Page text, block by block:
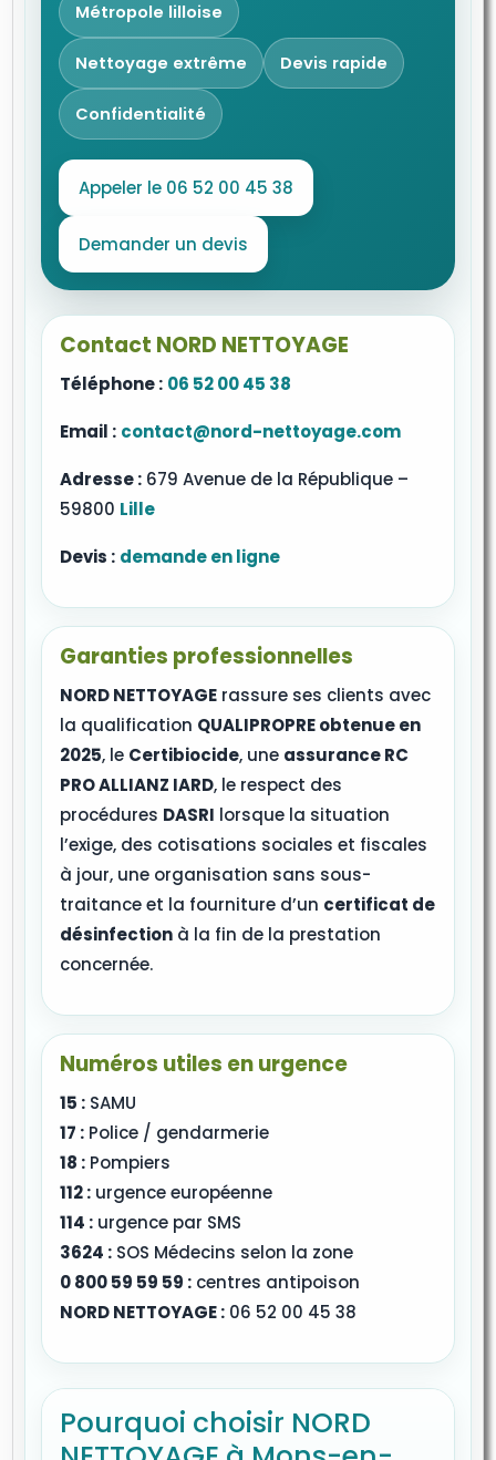
Métropole lilloise
Nettoyage extrême Devis rapide
Confidentialité
Appeler le 06 52 00 45 38
Demander un devis
Contact NORD NETTOYAGE
Téléphone : 06 52 00 45 38
Email : contact@nord-nettoyage.com
Adresse : 679 Avenue de la République –
59800 Lille
Devis : demande en ligne
Garanties professionnelles
NORD NETTOYAGE rassure ses clients avec
la qualification QUALIPROPRE obtenue en
2025, le Certibiocide, une assurance RC
PRO ALLIANZ IARD, le respect des
procédures DASRI lorsque la situation
l’exige, des cotisations sociales et fiscales
à jour, une organisation sans sous-
traitance et la fourniture d’un certificat de
désinfection à la fin de la prestation
concernée.
Numéros utiles en urgence
15 : SAMU
17 : Police / gendarmerie
18 : Pompiers
112 : urgence européenne
114 : urgence par SMS
3624 : SOS Médecins selon la zone
0 800 59 59 59 : centres antipoison
NORD NETTOYAGE : 06 52 00 45 38
Pourquoi choisir NORD